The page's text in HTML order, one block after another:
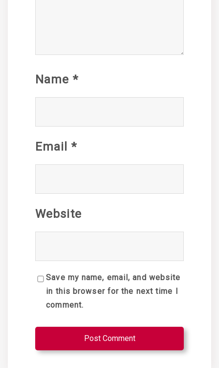
Name *
Email *
Website
Save my name, email, and website
in this browser for the next time I
comment.